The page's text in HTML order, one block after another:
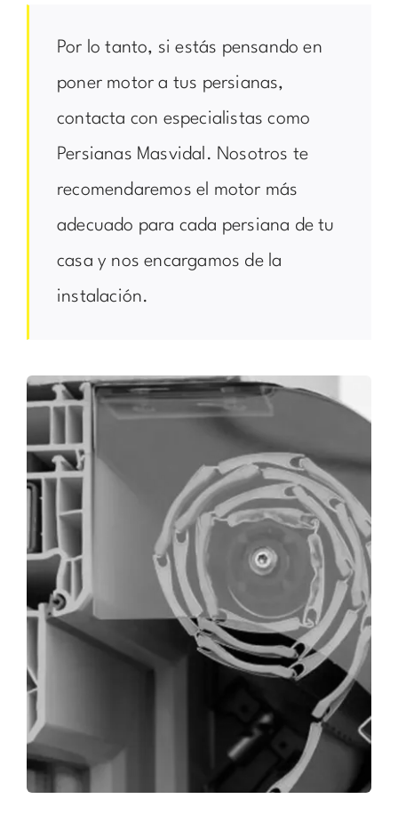
Por lo tanto, si estás pensando en
poner motor a tus persianas,
contacta con especialistas como
Persianas Masvidal. Nosotros te
recomendaremos el motor más
adecuado para cada persiana de tu
casa y nos encargamos de la
instalación.